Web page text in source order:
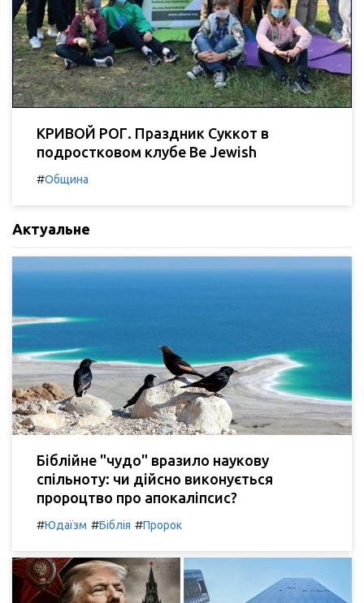
КРИВОЙ РОГ. Праздник Суккот в
подростковом клубе Be Jewish
#Община
Актуальне
Біблійне "чудо" вразило наукову
спільноту: чи дійсно виконується
пророцтво про апокаліпсис?
#Юдаїзм #Біблія #Пророк